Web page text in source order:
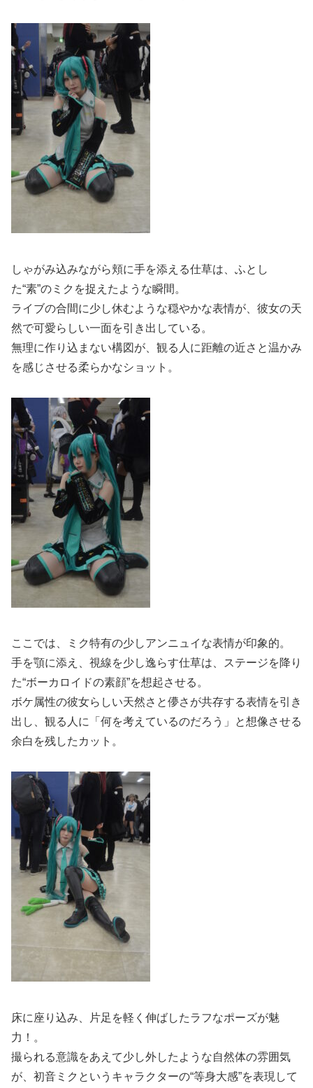
しゃがみ込みながら頬に手を添える仕草は、ふとし
た“素”のミクを捉えたような瞬間。
ライブの合間に少し休むような穏やかな表情が、彼女の天
然で可愛らしい一面を引き出している。
無理に作り込まない構図が、観る人に距離の近さと温かみ
を感じさせる柔らかなショット。
ここでは、ミク特有の少しアンニュイな表情が印象的。
手を顎に添え、視線を少し逸らす仕草は、ステージを降り
た“ボーカロイドの素顔”を想起させる。
ボケ属性の彼女らしい天然さと儚さが共存する表情を引き
出し、観る人に「何を考えているのだろう」と想像させる
余白を残したカット。
床に座り込み、片足を軽く伸ばしたラフなポーズが魅
力！。
撮られる意識をあえて少し外したような自然体の雰囲気
が、初音ミクというキャラクターの“等身大感”を表現して